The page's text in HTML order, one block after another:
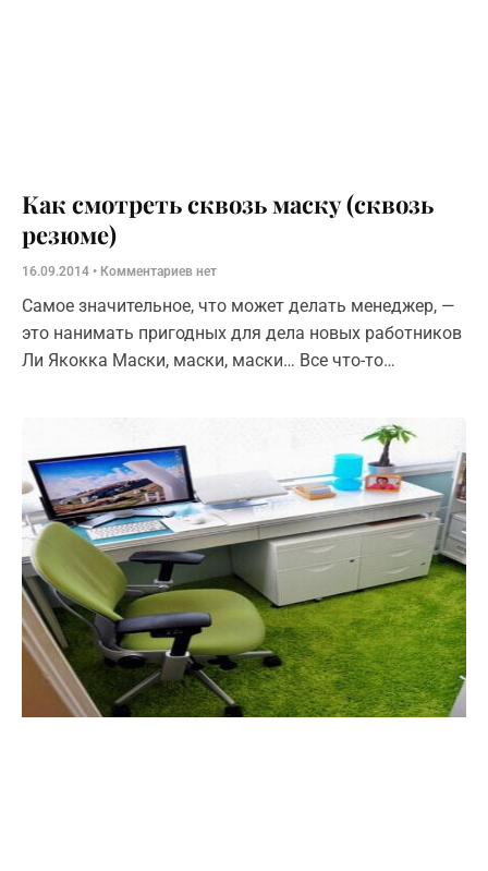
Как смотреть сквозь маску (сквозь
резюме)
16.09.2014 Комментариев нет
Самое значительное, что может делать менеджер, —
это нанимать пригодных для дела новых работников
Ли Якокка Маски, маски, маски… Все что-то